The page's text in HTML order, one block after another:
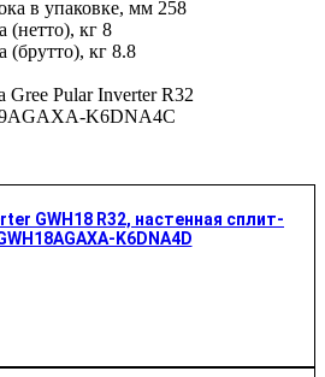
в упаковке, мм 258
(нетто), кг 8
(брутто), кг 8.8
Gree Pular Inverter R32
K6DNA4C
GWH18 R32, настенная сплит-
K6DNA4D